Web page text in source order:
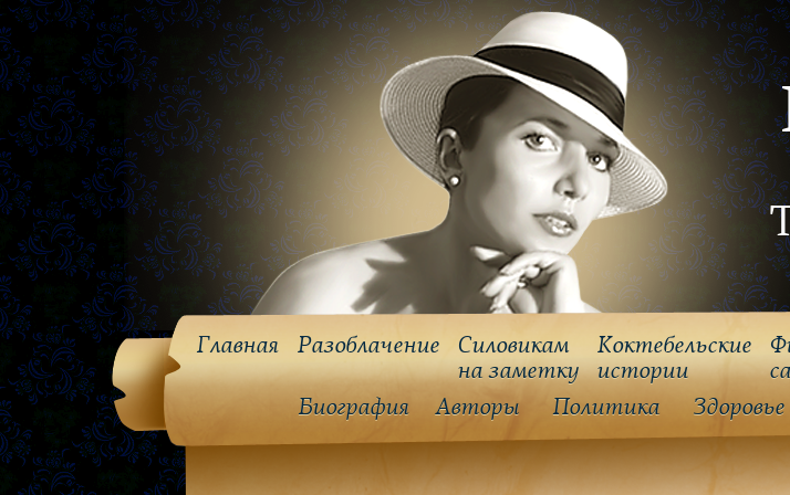
Главная Разоблачение
Силовикам
на заметку
Коктебельские
истории
Биография
Авторы Политика Здоровье